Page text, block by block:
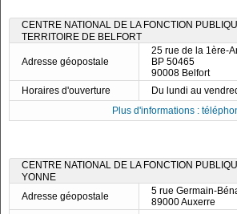
CENTRE NATIONAL DE LA FONCTION
TERRITOIRE DE BELFORT
Adresse géopostale
25 rue de la 1ère-
BP 50465
90008 Belfort
Horaires d'ouverture
Du lundi au
Plus d'informations :
CENTRE NATIONAL DE LA FONCTION
YONNE
Adresse géopostale
5 rue Germain-
89000 Auxerre